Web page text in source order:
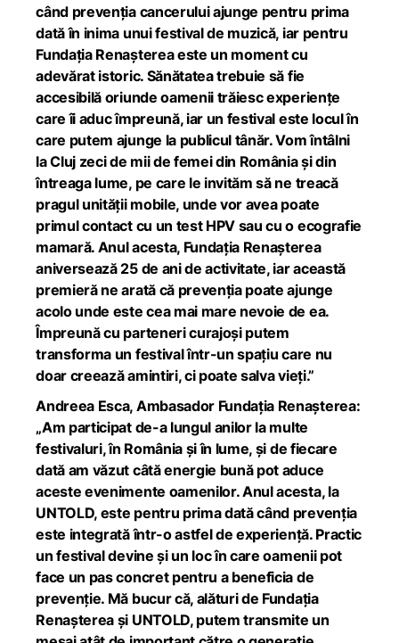
când prevenția cancerului ajunge pentru prima
dată în inima unui festival de muzică, iar pentru
Fundația Renașterea este un moment cu
adevărat istoric. Sănătatea trebuie să fie
accesibilă oriunde oamenii trăiesc experiențe
care îi aduc împreună, iar un festival este locul în
care putem ajunge la publicul tânăr. Vom întâlni
la Cluj zeci de mii de femei din România și din
întreaga lume, pe care le invităm să ne treacă
pragul unității mobile, unde vor avea poate
primul contact cu un test HPV sau cu o ecografie
mamară. Anul acesta, Fundația Renașterea
aniversează 25 de ani de activitate, iar această
premieră ne arată că prevenția poate ajunge
acolo unde este cea mai mare nevoie de ea.
Împreună cu parteneri curajoși putem
transforma un festival într-un spațiu care nu
doar creează amintiri, ci poate salva vieți.”
Andreea Esca, Ambasador Fundația Renașterea:
„Am participat de-a lungul anilor la multe
festivaluri, în România și în lume, și de fiecare
dată am văzut câtă energie bună pot aduce
aceste evenimente oamenilor. Anul acesta, la
UNTOLD, este pentru prima dată când prevenția
este integrată într-o astfel de experiență. Practic
un festival devine și un loc în care oamenii pot
face un pas concret pentru a beneficia de
prevenție. Mă bucur că, alături de Fundația
Renașterea și UNTOLD, putem transmite un